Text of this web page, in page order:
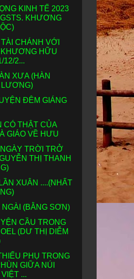
KINH TẾ 2023
KHƯƠNG
CHÁNH VỚI
HỮU
12/2...
XƯA (HÀN
ĐÊM GIÁNG
CÓ THẬT CỦA
GIÁO VỀ HƯU
TRỜI TRỞ
THỊ THANH
XUÂN ....(NHẤT
(BẰNG SƠN)
CẦU TRONG
(DƯ THỊ DIỄM
PHỤ TRONG
GIỮA NÚI
...